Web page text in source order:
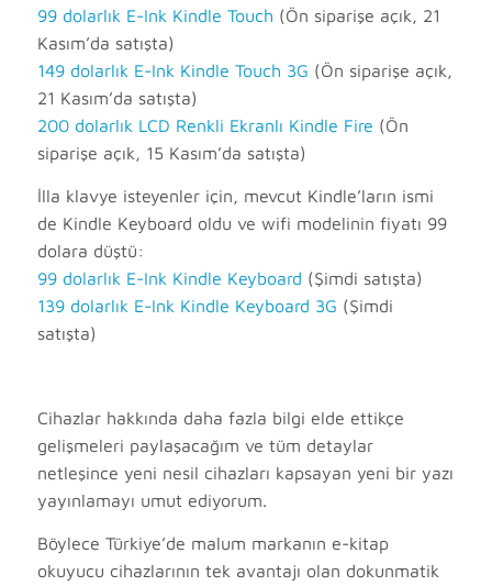
99 dolarlık E-Ink Kindle Touch (Ön siparişe açık, 21
Kasım’da satışta)
149 dolarlık E-Ink Kindle Touch 3G (Ön siparişe açık,
21 Kasım’da satışta)
200 dolarlık LCD Renkli Ekranlı Kindle Fire (Ön
siparişe açık, 15 Kasım’da satışta)
İlla klavye isteyenler için, mevcut Kindle’ların ismi
de Kindle Keyboard oldu ve wifi modelinin fiyatı 99
dolara düştü:
99 dolarlık E-Ink Kindle Keyboard (Şimdi satışta)
139 dolarlık E-Ink Kindle Keyboard 3G (Şimdi
satışta)
Cihazlar hakkında daha fazla bilgi elde ettikçe
gelişmeleri paylaşacağım ve tüm detaylar
netleşince yeni nesil cihazları kapsayan yeni bir yazı
yayınlamayı umut ediyorum.
Böylece Türkiye’de malum markanın e-kitap
okuyucu cihazlarının tek avantajı olan dokunmatik